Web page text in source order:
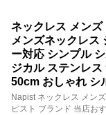
ネックレス メンズ
メンズネックレス
ー対応 シンプル
ジカル ステンレ
50cm おしゃれ シ
Napist ネックレス メン
ピスト ブランド 当店お